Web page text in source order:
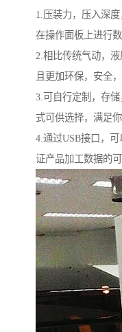
1.压装力，压入深
在操作面板上进行
2.相比传统气动，液
且更加环保，安全
3.可自行定制，存
式可供选择，满足
4.通过USB接口，
证产品加工数据的